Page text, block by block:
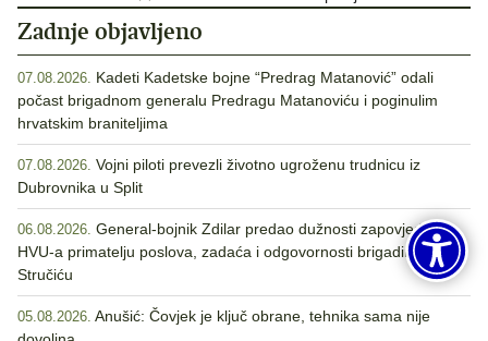
Zadnje objavljeno
07.08.2026. Kadeti Kadetske bojne “Predrag Matanović” odali
počast brigadnom generalu Predragu Matanoviću i poginulim
hrvatskim braniteljima
07.08.2026. Vojni piloti prevezli životno ugroženu trudnicu iz
Dubrovnika u Split
06.08.2026. General-bojnik Zdilar predao dužnosti zapovjednika
HVU-a primatelju poslova, zadaća i odgovornosti brigadiru
Stručiću
05.08.2026. Anušić: Čovjek je ključ obrane, tehnika sama nije